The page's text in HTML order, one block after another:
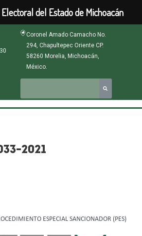
Coronel Amado Camacho No.
294, Chapultepec Oriente CP.
58260 Morelia, Michoacán,
México.
2021
ESPECIAL SANCIONADOR (PES)
del Estado de Michoacán